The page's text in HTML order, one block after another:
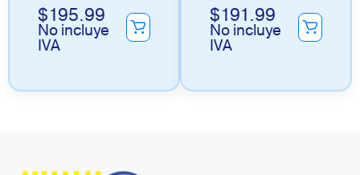
$195.99
No incluye
IVA
$191.99
No incluye
IVA